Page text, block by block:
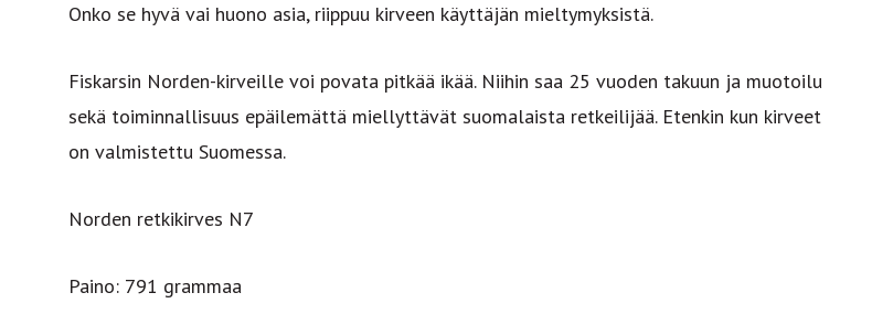
Onko se hyvä vai huono asia, riippuu kirveen käyttäjän mieltymyksistä.
Fiskarsin Norden-kirveille voi povata pitkää ikää. Niihin saa 25 vuoden takuun ja muotoilu
sekä toiminnallisuus epäilemättä miellyttävät suomalaista retkeilijää. Etenkin kun kirveet
on valmistettu Suomessa.
Norden retkikirves N7
Paino: 791 grammaa